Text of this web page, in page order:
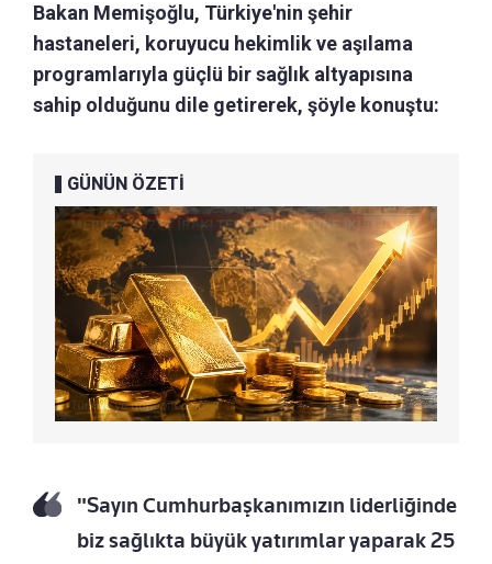
Bakan Memişoğlu, Türkiye'nin şehir
hastaneleri, koruyucu hekimlik ve aşılama
programlarıyla güçlü bir sağlık altyapısına
sahip olduğunu dile getirerek, şöyle konuştu:
GÜNÜN ÖZETİ
"Sayın Cumhurbaşkanımızın liderliğinde
biz sağlıkta büyük yatırımlar yaparak 25